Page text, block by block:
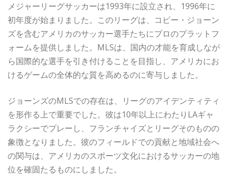
メジャーリーグサッカーは1993年に設立され、1996年に
初年度が始まりました。このリーグは、コビー・ジョーン
ズを含むアメリカのサッカー選手たちにプロのプラットフ
ォームを提供しました。MLSは、国内の才能を育成しなが
ら国際的な選手を引き付けることを目指し、アメリカにお
けるゲームの全体的な質を高めるのに寄与しました。
ジョーンズのMLSでの存在は、リーグのアイデンティティ
を形作る上で重要でした。彼は10年以上にわたりLAギャ
ラクシーでプレーし、フランチャイズとリーグそのものの
象徴となりました。彼のフィールドでの貢献と地域社会へ
の関与は、アメリカのスポーツ文化におけるサッカーの地
位を確固たるものにしました。